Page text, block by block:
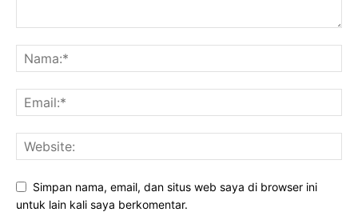
Simpan nama, email, dan situs web saya di browser ini
untuk lain kali saya berkomentar.